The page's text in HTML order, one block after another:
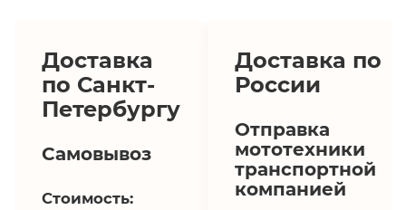
Доставка
по Санкт-
Петербургу
Самовывоз
Стоимость:
Доставка по
России
Отправка
мототехники
транспортной
компанией